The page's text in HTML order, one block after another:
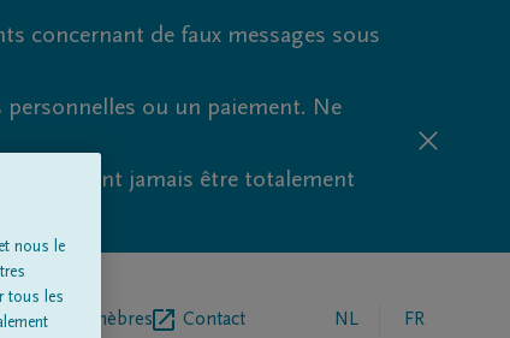
concernant de faux messages sous
personnelles ou un paiement. Ne
ne peuvent jamais être totalement
pompes funèbres Contact NL FR
nous le
tous les